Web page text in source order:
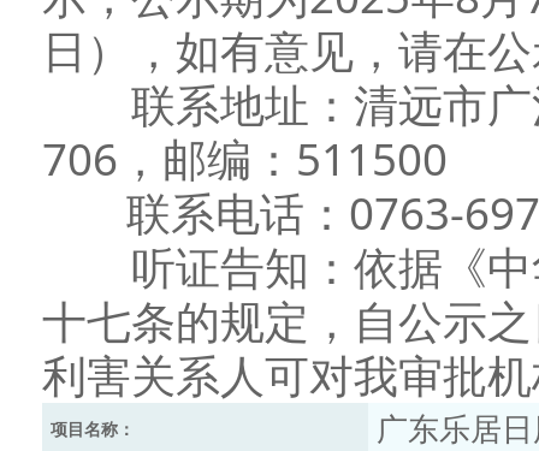
日），如有意见，请在
联系地址：清远市广
706，邮编：511500
联系电话：0763-
听证告知：依据《中
十七条的规定，自公示
利害关系人可对我审批
项目名称： 广东乐居